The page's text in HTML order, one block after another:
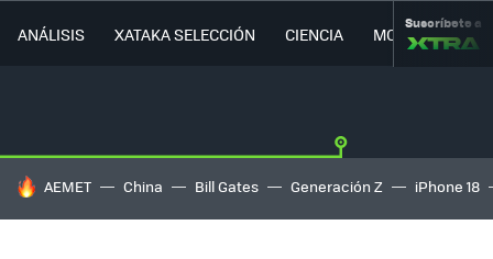
ANÁLISIS XATAKA SELECCIÓN CIENCIA MOVILIDAD
Suscríbete a
HOY SE HABLA DE
AEMET China Bill Gates Generación Z iPhone 18